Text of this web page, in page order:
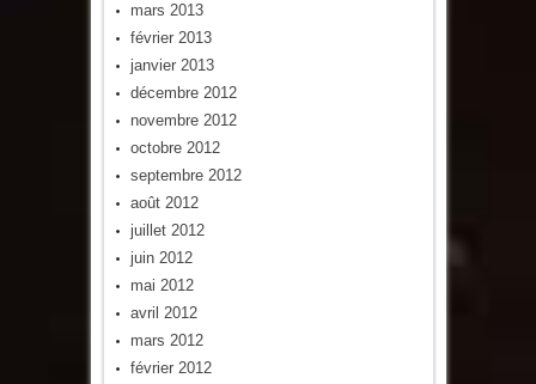
mars 2013
février 2013
janvier 2013
décembre 2012
novembre 2012
octobre 2012
septembre 2012
août 2012
juillet 2012
juin 2012
mai 2012
avril 2012
mars 2012
février 2012